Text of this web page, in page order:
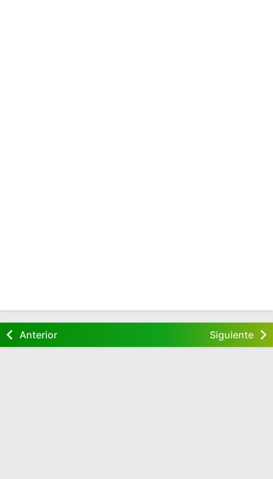
Anterior Siguiente